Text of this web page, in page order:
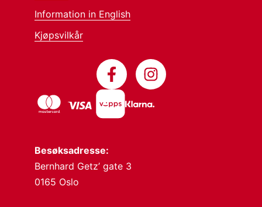
Besøksadresse:
Bernhard Getz’ gate 3
0165 Oslo
Information in English
Kjøpsvilkår